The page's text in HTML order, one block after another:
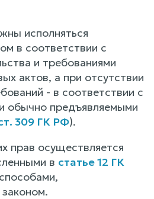
исполняться
в соответствии с
и требованиями
актов, а при отсутствии
- в соответствии с
обычно предъявляемыми
309 ГК РФ).
прав осуществляется
в статье 12 ГК